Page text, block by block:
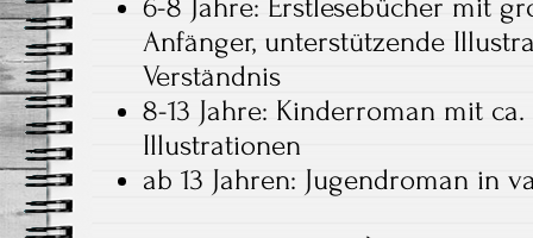
6-8 Jahre: Erstlesebücher mit
Anfänger, unterstützende
Verständnis
8-13 Jahre: Kinderroman mit
Illustrationen
ab 13 Jahren: Jugendroman in